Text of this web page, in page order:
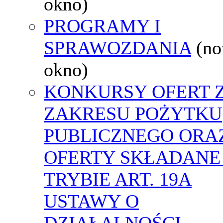
PROGRAMY I
SPRAWOZDANIA
okno)
KONKURSY OFERT
ZAKRESU POŻYTKU
PUBLICZNEGO
OFERTY
TRYBIE ART. 19A
USTAWY O